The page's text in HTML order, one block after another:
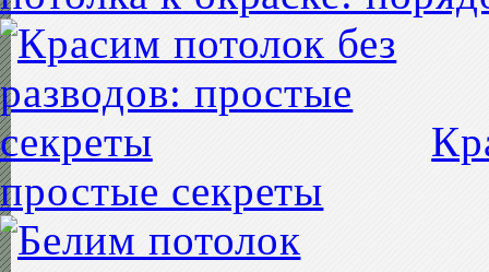
простые секреты